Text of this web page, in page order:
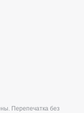
Перепечатка без